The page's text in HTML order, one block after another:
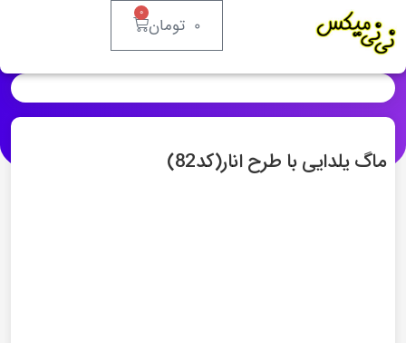
0 تومان 0
ماگ یلدایی با طرح انار(کد82)